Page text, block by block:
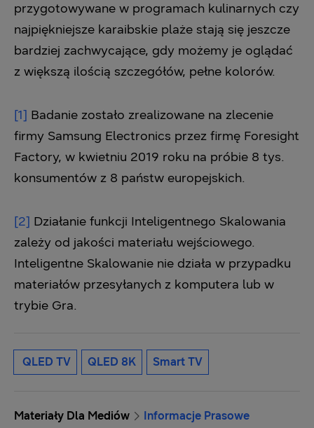
przygotowywane w programach kulinarnych czy
najpiękniejsze karaibskie plaże stają się jeszcze
bardziej zachwycające, gdy możemy je oglądać
z większą ilością szczegółów, pełne kolorów.
[1] Badanie zostało zrealizowane na zlecenie
firmy Samsung Electronics przez firmę Foresight
Factory, w kwietniu 2019 roku na próbie 8 tys.
konsumentów z 8 państw europejskich.
[2] Działanie funkcji Inteligentnego Skalowania
zależy od jakości materiału wejściowego.
Inteligentne Skalowanie nie działa w przypadku
materiałów przesyłanych z komputera lub w
trybie Gra.
QLED TV QLED 8K Smart TV
Materiały Dla Mediów
Informacje Prasowe